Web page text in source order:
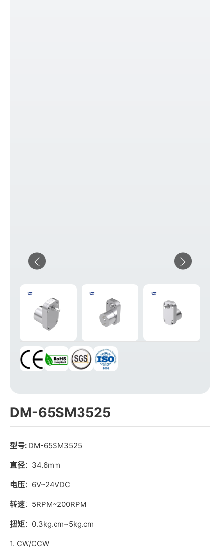
DM-65SM3525
型号: DM-65SM3525
直径：34.6mm
电压：6V~24VDC
转速：5RPM~200RPM
扭矩：0.3kg.cm~5kg.cm
1. CW/CCW